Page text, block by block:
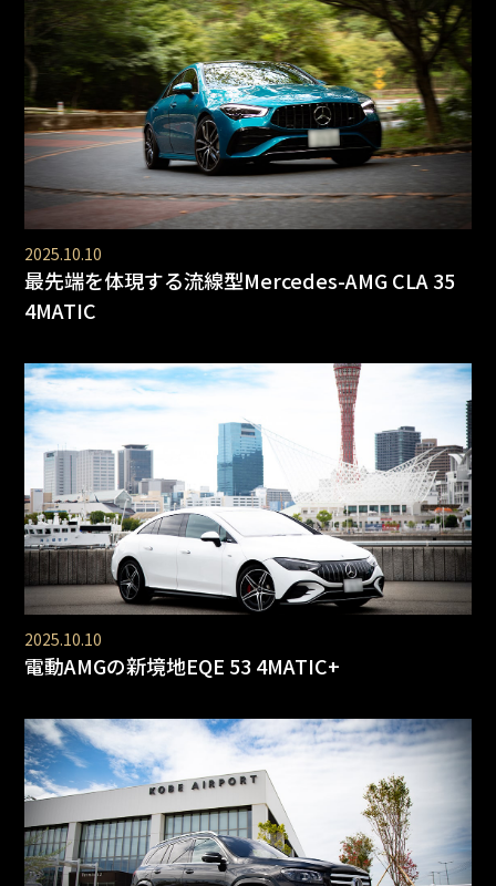
2025.10.10
最先端を体現する流線型Mercedes-AMG CLA 35
4MATIC
2025.10.10
電動AMGの新境地EQE 53 4MATIC+